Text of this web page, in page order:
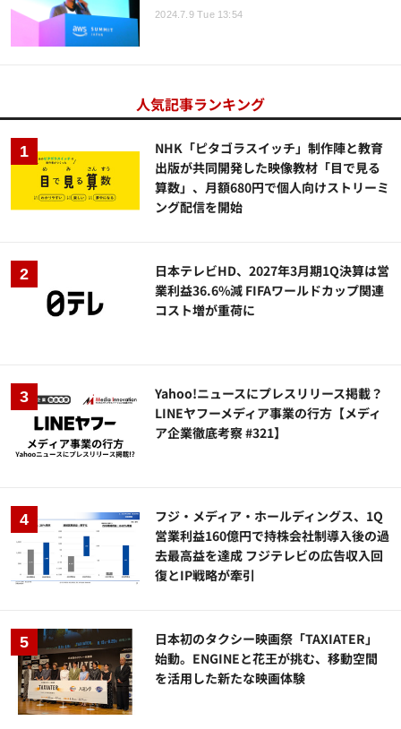
2024.7.9 Tue 13:54
人気記事ランキング
NHK「ピタゴラスイッチ」制作陣と教育
出版が共同開発した映像教材「目で見る
算数」、月額680円で個人向けストリーミ
ング配信を開始
日本テレビHD、2027年3月期1Q決算は営
業利益36.6%減 FIFAワールドカップ関連
コスト増が重荷に
Yahoo!ニュースにプレスリリース掲載？
LINEヤフーメディア事業の行方【メディ
ア企業徹底考察 #321】
フジ・メディア・ホールディングス、1Q
営業利益160億円で持株会社制導入後の過
去最高益を達成 フジテレビの広告収入回
復とIP戦略が牽引
日本初のタクシー映画祭「TAXIATER」
始動。ENGINEと花王が挑む、移動空間
を活用した新たな映画体験